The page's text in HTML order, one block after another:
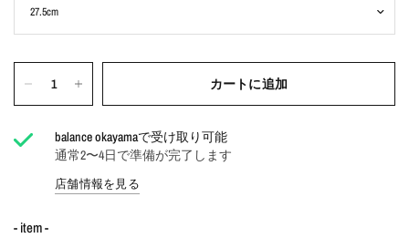
カートに追加
balance okayamaで受け取り可能
通常2〜4日で準備が完了します
店舗情報を見る
- item -